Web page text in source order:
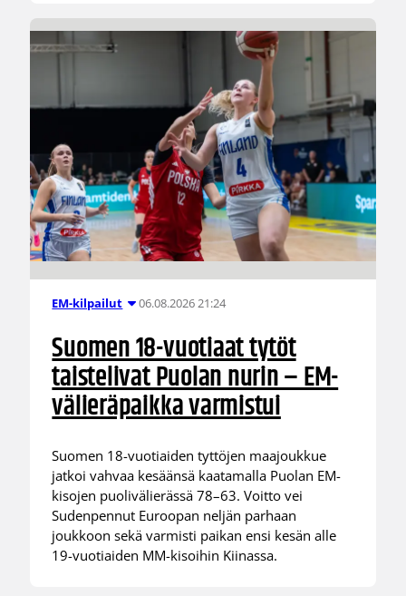
EM-kilpailut 06.08.2026 21:24
Suomen 18-vuotiaat tytöt
taistelivat Puolan nurin – EM-
välieräpaikka varmistui
Suomen 18-vuotiaiden tyttöjen maajoukkue
jatkoi vahvaa kesäänsä kaatamalla Puolan EM-
kisojen puolivälierässä 78–63. Voitto vei
Sudenpennut Euroopan neljän parhaan
joukkoon sekä varmisti paikan ensi kesän alle
19-vuotiaiden MM-kisoihin Kiinassa.